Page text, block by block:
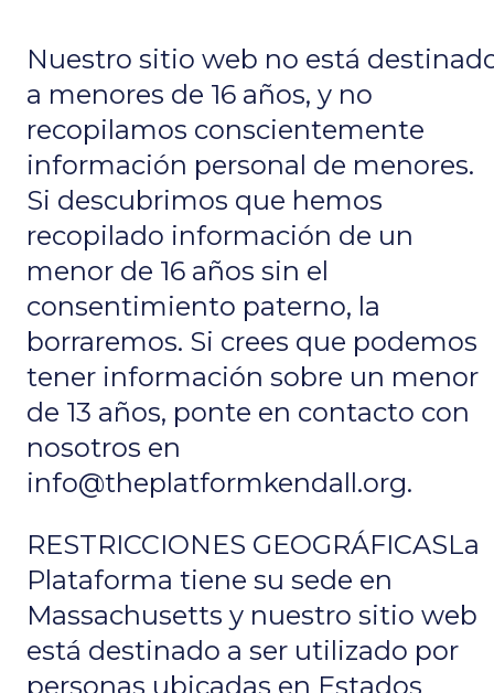
Nuestro sitio web no está
a menores de 16 años, y no
recopilamos conscientemente
información personal de menores.
Si descubrimos que hemos
recopilado información de un
menor de 16 años sin el
consentimiento paterno, la
borraremos. Si crees que podemos
tener información sobre un menor
de 13 años, ponte en contacto con
nosotros en
info@theplatformkendall.org.
RESTRICCIONES GEOGRÁFICASLa
Plataforma tiene su sede en
Massachusetts y nuestro sitio web
está destinado a ser utilizado por
personas ubicadas en Estados